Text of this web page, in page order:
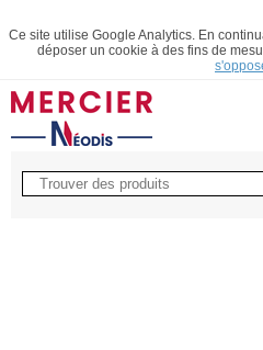
Ce site utilise Google Analytics. En
déposer un cookie à des fins de